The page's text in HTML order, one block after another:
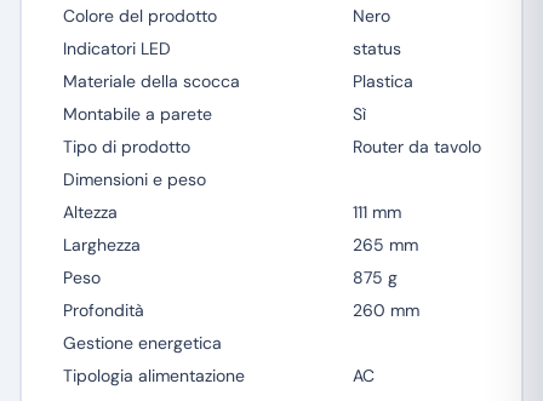
Colore del prodotto
Nero
Indicatori LED
status
Materiale della scocca
Plastica
Montabile a parete
Sì
Tipo di prodotto
Router da tavolo
Dimensioni e peso
Altezza
111 mm
Larghezza
265 mm
Peso
875 g
Profondità
260 mm
Gestione energetica
Tipologia alimentazione
AC